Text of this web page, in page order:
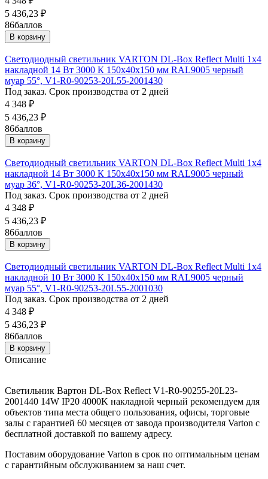
5 436,23 ₽
86баллов
В корзину
Светодиодный светильник VARTON DL-Box Reflect Multi 1x4
накладной 14 Вт 3000 К 150х40х150 мм RAL9005 черный
муар 55°, V1-R0-90253-20L55-2001430
Под заказ. Срок производства от 2 дней
4 348 ₽
5 436,23 ₽
86баллов
В корзину
Светодиодный светильник VARTON DL-Box Reflect Multi 1x4
накладной 14 Вт 3000 К 150х40х150 мм RAL9005 черный
муар 36°, V1-R0-90253-20L36-2001430
Под заказ. Срок производства от 2 дней
4 348 ₽
5 436,23 ₽
86баллов
В корзину
Светодиодный светильник VARTON DL-Box Reflect Multi 1x4
накладной 10 Вт 3000 К 150х40х150 мм RAL9005 черный
муар 55°, V1-R0-90253-20L55-2001030
Под заказ. Срок производства от 2 дней
4 348 ₽
5 436,23 ₽
86баллов
В корзину
Описание
Светильник Вартон DL-Box Reflect V1-R0-90255-20L23-
2001440 14W IP20 4000K накладной черный рекомендуем для
объектов типа места общего пользования, офисы, торговые
залы с гарантией 60 месяцев от завода производителя Varton с
бесплатной доставкой по вашему адресу.
Поставим оборудование Varton в срок по оптимальным ценам
с гарантийным обслуживанием за наш счет.